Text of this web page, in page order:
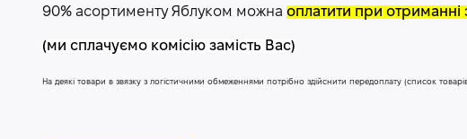
90% асортименту Яблуком можна оплатити при отриманні з
(ми сплачуємо комісію замість Вас)
На деякі товари в звязку з логістичними обмеженнями потрібно здійснити передоплату (список